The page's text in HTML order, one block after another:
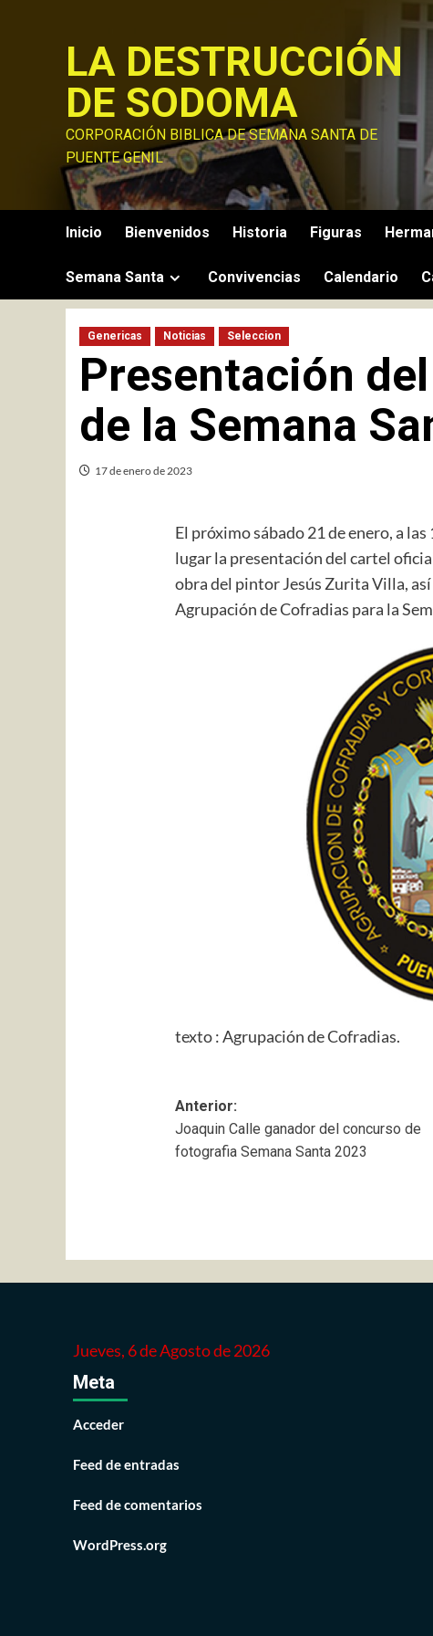
LA DESTRUCCIÓN
DE SODOMA
CORPORACIÓN BIBLICA DE SEMANA SANTA DE
PUENTE GENIL
Inicio Bienvenidos Historia Figuras
Semana Santa Convivencias Calendario
Genericas Noticias Seleccion
Presentación
de la Semana
17 de enero de 2023
El próximo sábado 21 de enero, a
lugar la presentación del cartel
obra del pintor Jesús Zurita Villa,
Agrupación de Cofradias para la
texto : Agrupación de Cofradias.
Navegación
de
entradas
Anterior:
Joaquin Calle ganador del concurso de
fotografia Semana Santa 2023
Jueves, 6 de Agosto de 2026
Meta
Acceder
Feed de entradas
Feed de comentarios
WordPress.org